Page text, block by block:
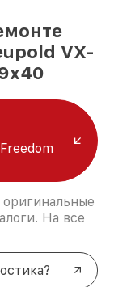
VX-
На все